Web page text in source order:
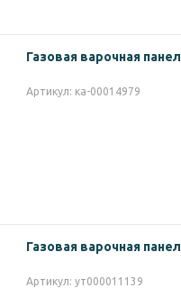
Газовая варочная
Артикул: ка-00014979
Газовая варочная
Артикул: ут000011139